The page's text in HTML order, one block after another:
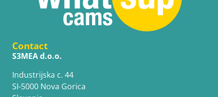
Contact
S3MEA d.o.o.
Industrijska c. 44
SI-5000 Nova Gorica